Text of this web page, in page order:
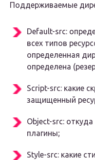
Поддерживаемые
Default-src:
всех типов
определенная
определена
Script-src: какие
защищенный
Object-src:
плагины;
Style-src: какие